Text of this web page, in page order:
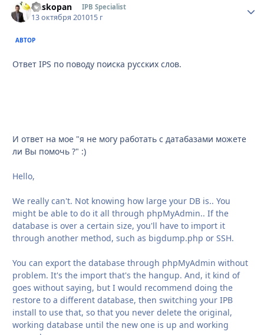
Buskopan IPB Specialist
13 октября 201015 г
АВТОР
Ответ IPS по поводу поиска русских слов.
И ответ на мое "я не могу работать с датабазами можете
ли Вы помочь ?" :)
Hello,
We really can't. Not knowing how large your DB is.. You
might be able to do it all through phpMyAdmin.. If the
database is over a certain size, you'll have to import it
through another method, such as bigdump.php or SSH.
You can export the database through phpMyAdmin without
problem. It's the import that's the hangup. And, it kind of
goes without saying, but I would recommend doing the
restore to a different database, then switching your IPB
install to use that, so that you never delete the original,
working database until the new one is up and working